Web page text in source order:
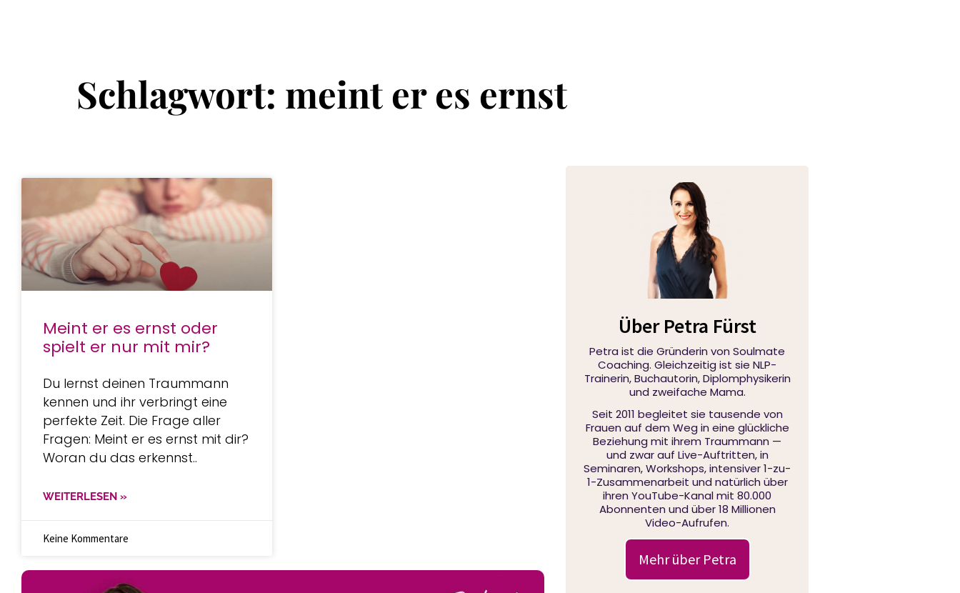
Schlagwort: meint er es ernst
Meint er es ernst oder
spielt er nur mit mir?
Du lernst deinen Traummann
kennen und ihr verbringt eine
perfekte Zeit. Die Frage aller
Fragen: Meint er es ernst mit dir?
Woran du das erkennst..
WEITERLESEN »
Keine Kommentare
Über Petra Fürst
Petra ist die Gründerin von Soulmate
Coaching. Gleichzeitig ist sie NLP-
Trainerin, Buchautorin, Diplomphysikerin
und zweifache Mama.
Seit 2011 begleitet sie tausende von
Frauen auf dem Weg in eine glückliche
Beziehung mit ihrem Traummann —
und zwar auf Live-Auftritten, in
Seminaren, Workshops, intensiver 1-zu-
1-Zusammenarbeit und natürlich über
ihren YouTube-Kanal mit 80.000
Abonnenten und über 18 Millionen
Video-Aufrufen.
Mehr über Petra